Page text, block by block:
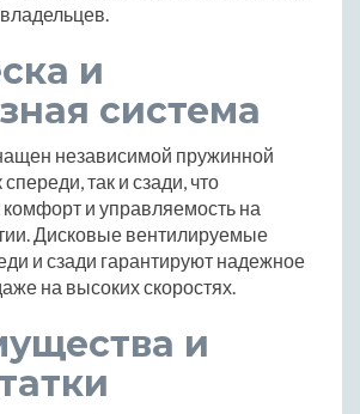
и
система
независимой пружинной
так и сзади, что
комфорт и управляемость на
Дисковые вентилируемые
и сзади гарантируют надежное
на высоких скоростях.
и